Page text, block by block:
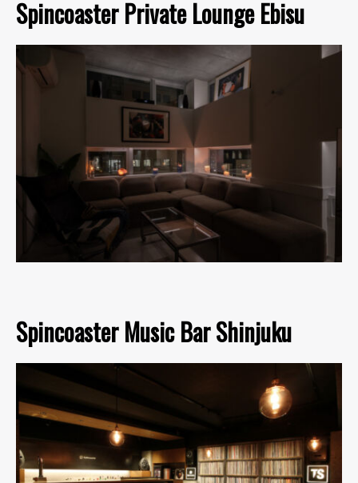
Spincoaster Private Lounge Ebisu
Spincoaster Music Bar Shinjuku